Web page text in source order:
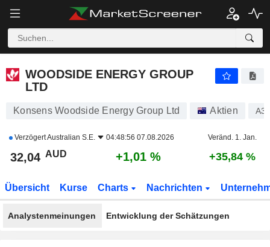
WOODSIDE ENERGY GROUP
LTD
Konsens Woodside Energy Group Ltd Aktien
VerzögertAustralian S.E. 04:48:56 07.08.2026 Veränd. 1. Jan.
32,04 AUD +1,01 % +35,84 %
Übersicht Kurse Charts Nachrichten
Analystenmeinungen Entwicklung der Schätzungen